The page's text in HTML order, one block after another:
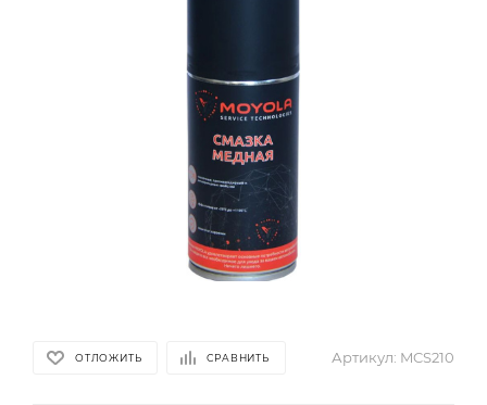
ОТЛОЖИТЬ СРАВНИТЬ Артикул: MCS210